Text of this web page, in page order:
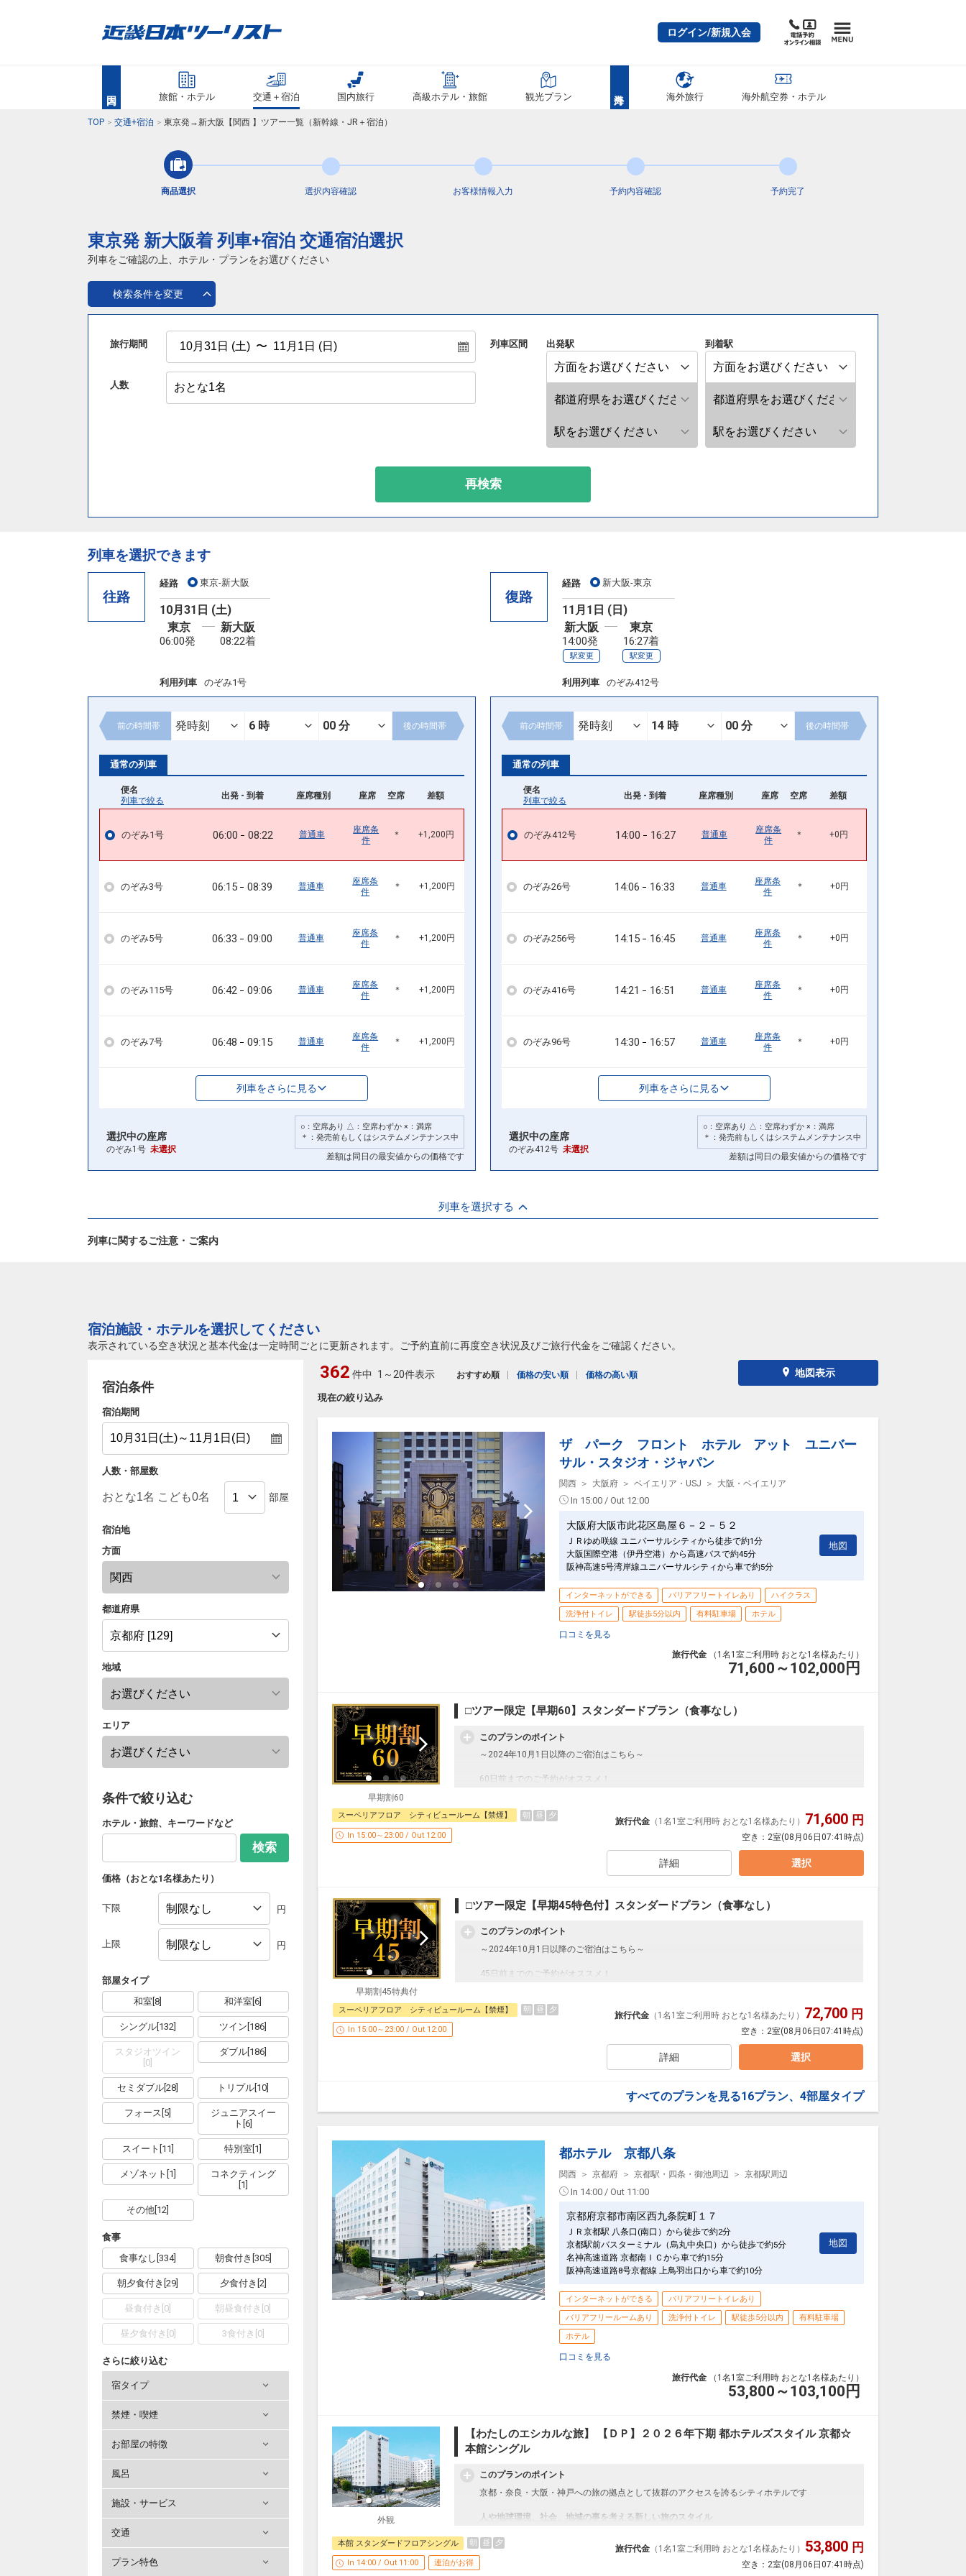
ログイン/新規入会
旅館・ホテル 交通＋宿泊 国内旅行 高級ホテル・旅館 観光プラン 海外旅行 海外航空券・ホテル
TOP 交通+宿泊 東京発→新大阪【関西 】ツアー一覧（新幹線・JR＋宿泊）
商品選択 選択内容確認 お客様情報 入力 予約内容確認 予約完了
東京発 新大阪着 列車+宿泊 交通宿泊選択
列車をご確認の上、ホテル・プランをお選びください
検索条件を変更
旅行期間
人数
列車区間 出発駅 到着駅
再検索
列車を選択できます
往路
経路 東京-新大阪
10月31日 (土)
東京
06:00発
新大阪
08:22着
利用列車 のぞみ1号
前の時間帯 後の時間帯
通常の列車
便名
列車で絞る
出発 - 到着 座席種別 座席 空席 差額
のぞみ1号 06:00 08:22 普通車
座席条
件
＊ +1,200円
のぞみ3号 06:15 08:39 普通車
座席条
件
＊ +1,200円
のぞみ5号 06:33 09:00 普通車
座席条
件
＊ +1,200円
のぞみ115号 06:42 09:06 普通車
座席条
件
＊ +1,200円
のぞみ7号 06:48 09:15 普通車
座席条
件
＊ +1,200円
列車をさらに見る
○：空席あり △：空席わずか ×：満席
＊：発売前もしくはシステムメンテナンス中
差額は同日の最安値からの価格です
選択中の座席
のぞみ1号 未選択
復路
経路 新大阪-東京
11月1日 (日)
新大阪
14:00発
駅変更
東京
16:27着
駅変更
利用列車 のぞみ412号
前の時間帯 後の時間帯
通常の列車
便名
列車で絞る
出発 - 到着 座席種別 座席 空席 差額
のぞみ412号 14:00 16:27 普通車
座席条
件
＊ +0円
のぞみ26号 14:06 16:33 普通車
座席条
件
＊ +0円
のぞみ256号 14:15 16:45 普通車
座席条
件
＊ +0円
のぞみ416号 14:21 16:51 普通車
座席条
件
＊ +0円
のぞみ96号 14:30 16:57 普通車
座席条
件
＊ +0円
列車をさらに見る
○：空席あり △：空席わずか ×：満席
＊：発売前もしくはシステムメンテナンス中
差額は同日の最安値からの価格です
選択中の座席
のぞみ412号 未選択
列車を選択する
列車に関するご注意・ご案内
宿泊施設・ホテルを選択してください
表示されている空き状況と基本代金は一定時間ごとに更新されます。ご予約直前に再度空き状況及びご旅行代金をご確認ください。
宿泊条件
宿泊期間
人数・部屋数
部屋
宿泊地
方面
都道府県
地域
エリア
条件で絞り込む
ホテル・旅館、キーワードなど
検索
価格（おとな1名様あたり）
下限 円
上限 円
部屋タイプ
和室 [8 和洋室 [6
シングル 132 ツイン 186
スタジオツイン
0
ダブル 186
セミダブル [28 トリプル 10
フォース 5
ジュニアスイー
ト [6
スイート 11 特別室 1
メゾネット 1
コネクティング
1
その他 12
食事
食事なし [334] 朝食付き 305]
朝夕食付き [29 夕食付き 2]
昼食付き 0 朝昼食付き 0
昼夕食付き 0] 3食付き 0]
さらに絞り込む
宿タイプ
禁煙・喫煙
お部屋の特徴
風呂
施設・サービス
交通
プラン特色
地図表示
現在の絞り込み
362 件中 1～20件表示 おすすめ順 価格の安い順 価格の高い順
ザ パーク フロント ホテル アット ユニバー
サル・スタジオ・ジャパン
関西 大阪府 ベイエリア・USJ 大阪・ベイエリア
In 15:00 / Out 12:00
大阪府大阪市此花区島屋６－２－５２
ＪＲゆめ咲線 ユニバーサルシティから徒歩で約1分
大阪国際空港（伊丹空港）から高速バスで約45分
阪神高速5号湾岸線ユニバーサルシティから車で約5分
地図
インターネットができる バリアフリートイレあり
ハイクラス
洗浄付トイレ
駅徒歩5分以内 有料駐車場 ホテル
口コミを見る
旅行代金 （1名1室ご利用時 おとな1名様あたり）
71,600～102,000 円
早期割60
□ツアー限定【早期60】スタンダードプラン（食事なし）
このプランのポイント
～2024年10月1日以降のご宿泊はこちら～
60日前までのご予約がオススメ！
■ご注意■
○画像は一例です。お部屋のデザインはお選びいただけません
○全室洗い場付のバスルームとトイレはセパレート！
○チェックイン／15:00 チェックアウト／12:00
■ユニバーサル・スタジオ・ジャパンから徒歩1分
設定期間：2024年11月25日～2027年7月31日
スーペリアフロア シティビュールーム【禁煙】 朝 昼 夕
In 15:00～23:00 / Out 12:00
旅行代金 （1名1室ご利用時 おとな1名様あたり） 71,600 円
空き： 2室(08月06日07:41時点)
詳細 選択
早期割45特典付
□ツアー限定【早期45特色付】スタンダードプラン（食事なし）
このプランのポイント
～2024年10月1日以降のご宿泊はこちら～
45日前までのご予約がオススメ！
■ご注意■
○画像は一例です。お部屋のデザインはお選びいただけません
○全室洗い場付のバスルームとトイレはセパレート！
○チェックイン／15:00 チェックアウト／12:00
設定期間：2024年11月25日～2027年7月31日
インターネットコース番号：DP-2-200000036094
スーペリアフロア シティビュールーム【禁煙】 朝 昼 夕
In 15:00～23:00 / Out 12:00
旅行代金 （1名1室ご利用時 おとな1名様あたり） 72,700 円
空き： 2室(08月06日07:41時点)
詳細 選択
すべてのプランを見る16プラン、4部屋タイプ
都ホテル 京都八条
関西 京都府 京都駅・四条・御池周辺 京都駅周辺
In 14:00 / Out 11:00
京都府京都市南区西九条院町１７
ＪＲ京都駅 八条口(南口）から徒歩で約2分
京都駅前バスターミナル（烏丸中央口）から徒歩で約5分
名神高速道路 京都南ＩＣから車で約15分
阪神高速道路8号京都線 上鳥羽出口から車で約10分
地図
インターネットができる
バリアフリートイレあり
バリアフリールームあり
洗浄付トイレ 駅徒歩5分以内
有料駐車場
ホテル
口コミを見る
旅行代金 （1名1室ご利用時 おとな1名様あたり）
53,800～103,100 円
外観
【わたしのエシカルな旅】 【ＤＰ】２０２６年下期 都ホテルズスタイル 京都☆
本館シングル
このプランのポイント
京都・奈良・大阪・神戸への旅の拠点として抜群のアクセスを誇るシティホテルです
人や地球環境、社会、地域の事を考える新しい旅のスタイル
トし、地球環境を守る「カーボン・オフセット」を取り入れた商品です。
本館 スタンダードフロアシングル 朝 昼 夕
In 14:00 / Out 11:00 連泊がお得
旅行代金 （1名1室ご利用時 おとな1名様あたり） 53,800 円
空き： 2室(08月06日07:41時点)